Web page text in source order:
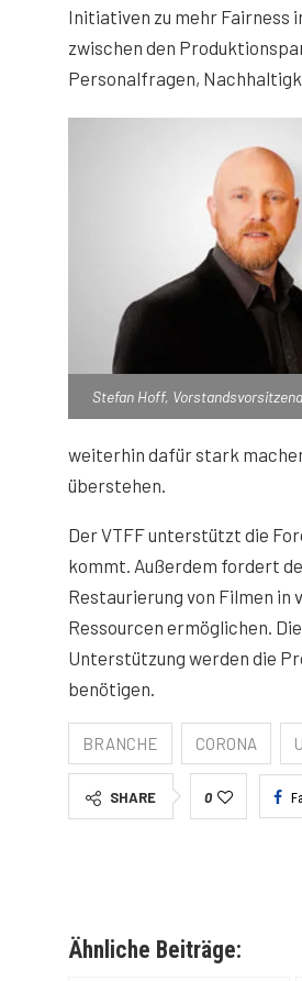
Initiativen zu mehr Fairness
zwischen den
Personalfragen,
Stefan Hoff,
weiterhin dafür stark
überstehen.
Der VTFF unterstützt die
kommt. Außerdem fordert
Restaurierung von Filmen
Ressourcen ermöglichen.
Unterstützung werden die
benötigen.
BRANCHE CORONA
SHARE 0
Ähnliche Beiträge: